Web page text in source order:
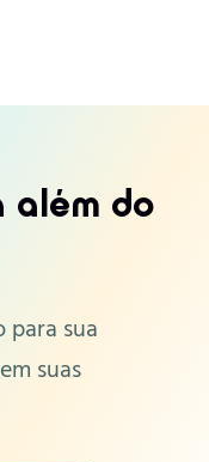
além do
para sua
suas